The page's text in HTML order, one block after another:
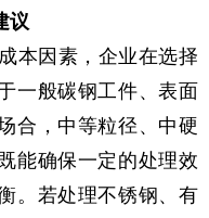
议
本因素，企业在选择
一般碳钢工件、表面
合，中等粒径、中硬
能确保一定的处理效
。若处理不锈钢、有